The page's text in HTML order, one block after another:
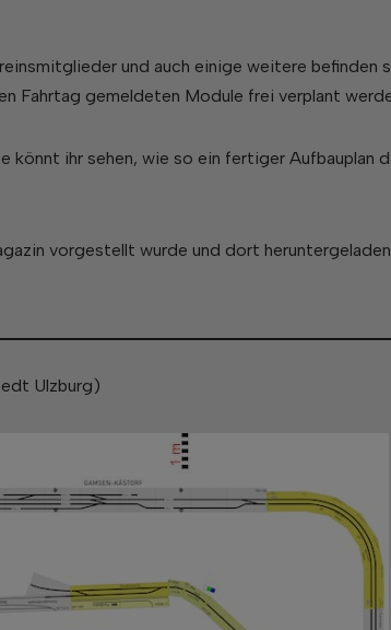
und auch einige weitere befinden
Fahrtag gemeldeten Module frei verplant
ihr sehen, wie so ein fertiger Aufbauplan
vorgestellt wurde und dort
Ulzburg)